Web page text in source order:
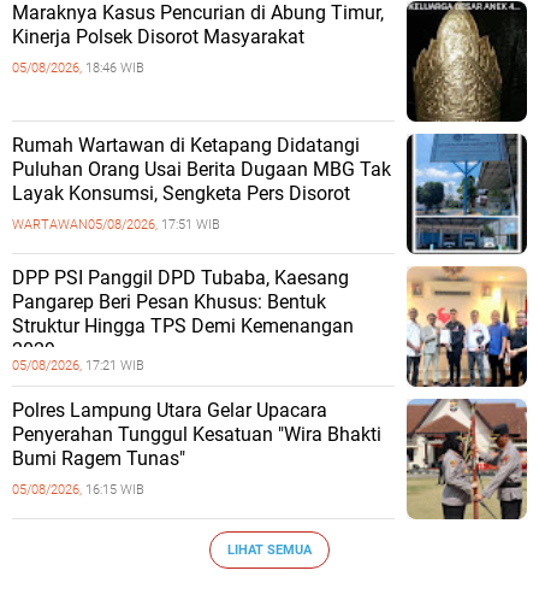
Maraknya Kasus Pencurian di Abung Timur,
Kinerja Polsek Disorot Masyarakat
05/08/2026, 18:46 WIB
Rumah Wartawan di Ketapang Didatangi
Puluhan Orang Usai Berita Dugaan MBG Tak
Layak Konsumsi, Sengketa Pers Disorot
WARTAWAN05/08/2026, 17:51 WIB
DPP PSI Panggil DPD Tubaba, Kaesang
Pangarep Beri Pesan Khusus: Bentuk
Struktur Hingga TPS Demi Kemenangan
2029
05/08/2026, 17:21 WIB
Polres Lampung Utara Gelar Upacara
Penyerahan Tunggul Kesatuan "Wira Bhakti
Bumi Ragem Tunas"
05/08/2026, 16:15 WIB
LIHAT SEMUA